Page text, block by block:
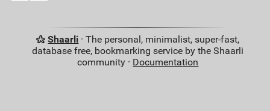
Shaarli · The personal, minimalist, super-fast,
database free, bookmarking service by the Shaarli
community · Documentation